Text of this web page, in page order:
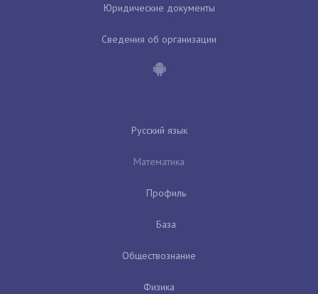
Юридические документы
Сведения об организации
Русский язык
Математика
Профиль
База
Обществознание
Физика